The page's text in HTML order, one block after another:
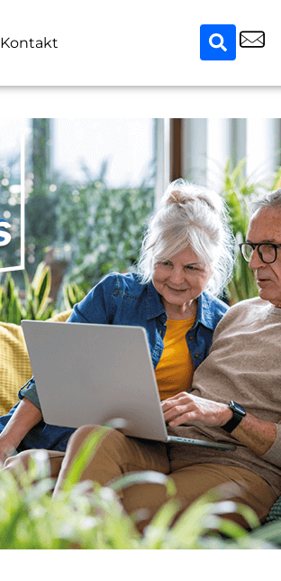
Kontakt